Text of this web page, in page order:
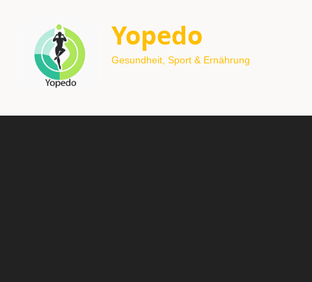
Yopedo
Gesundheit, Sport & Ernährung